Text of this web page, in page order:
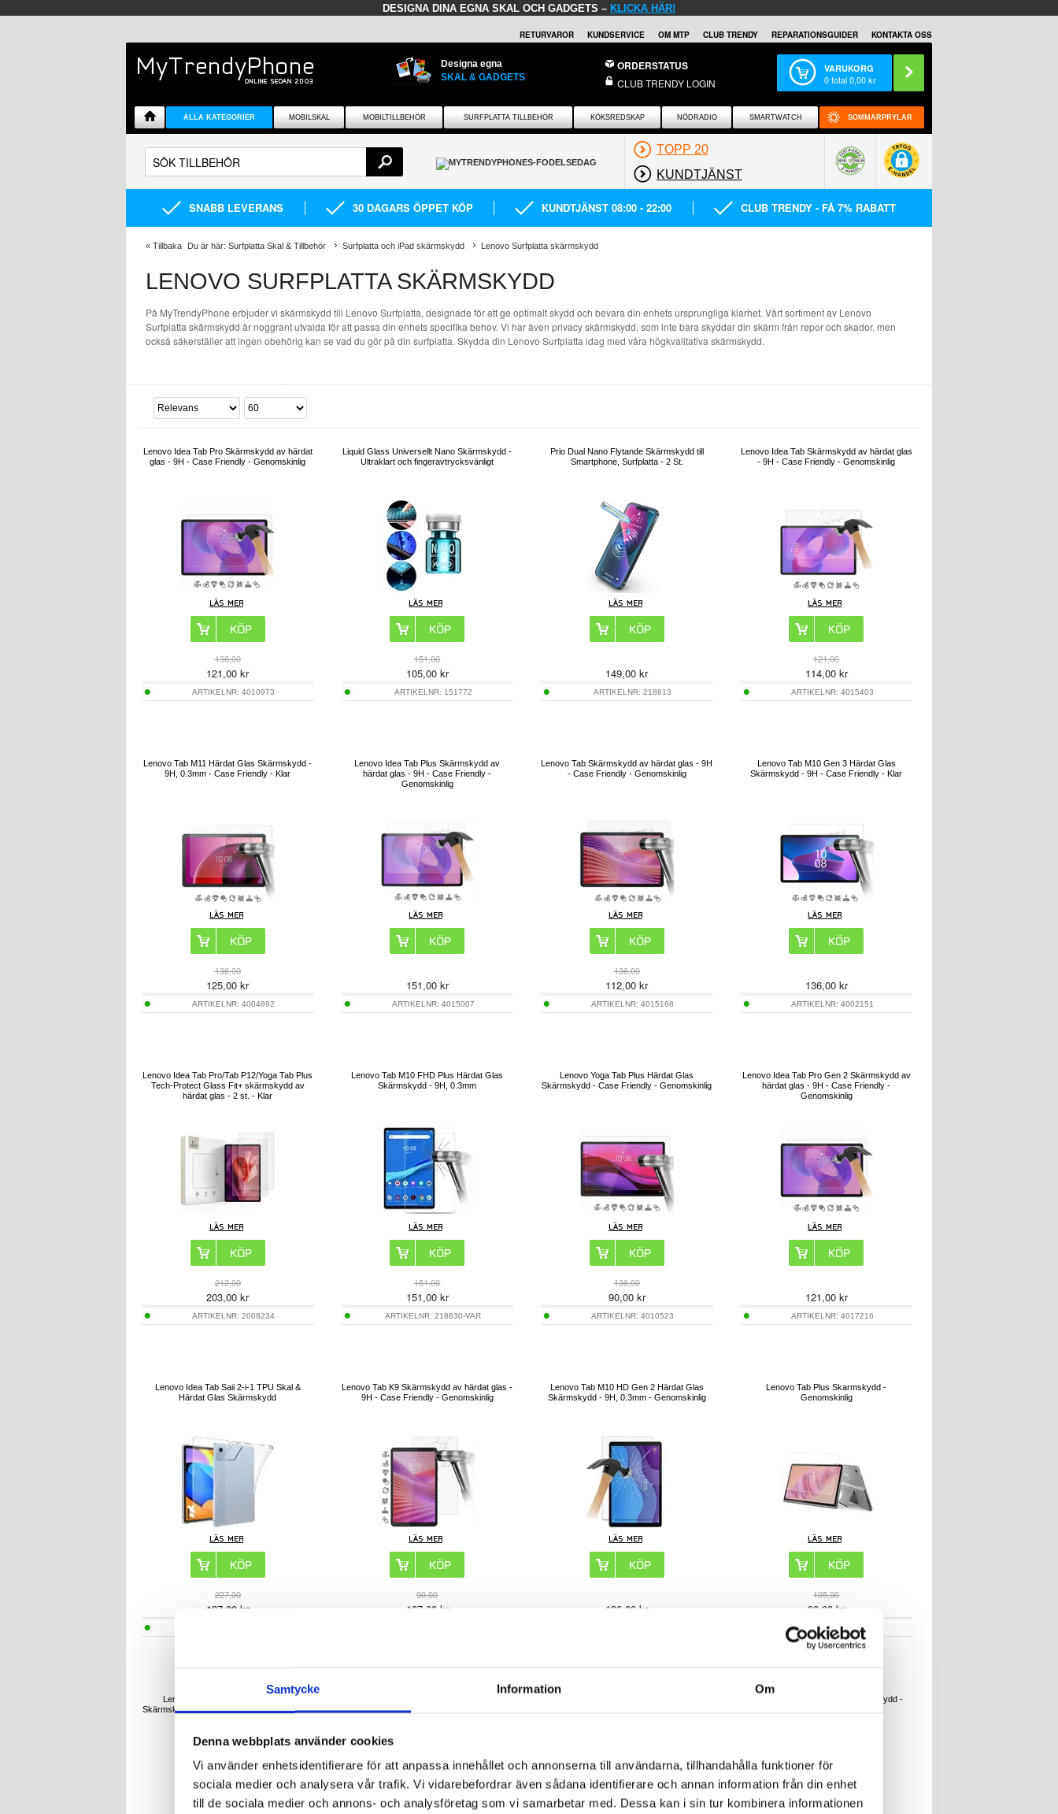
Samtycke Information Om
Denna webbplats använder cookies
Vi använder enhetsidentifierare för att anpassa innehållet och annonserna till användarna, tillhandahålla funktioner för
sociala medier och analysera vår trafik. Vi vidarebefordrar även sådana identifierare och annan information från din enhet
till de sociala medier och annons- och analysföretag som vi samarbetar med. Dessa kan i sin tur kombinera informationen
DESIGNA DINA EGNA SKAL OCH GADGETS – KLICKA HÄR!
RETURVAROR KUNDSERVICE OM MTP CLUB TRENDY REPARATIONSGUIDER KONTAKTA OSS
Designa egna
SKAL & GADGETS
ORDERSTATUS
CLUB TRENDY LOGIN
VARUKORG
0total0,00kr
ALLA KATEGORIER MOBILSKAL MOBILTILLBEHÖR SURFPLATTA TILLBEHÖR KÖKSREDSKAP NÖDRADIO SMARTWATCH SOMMARPRYLAR
TOPP 20
KUNDTJÄNST
SNABB LEVERANS 30 DAGARS ÖPPET KÖP KUNDTJÄNST 08:00 - 22:00 CLUB TRENDY - FÅ 7% RABATT
« Tillbaka Du är här: Surfplatta Skal & Tillbehör Surfplatta och iPad skärmskydd Lenovo Surfplatta skärmskydd
LENOVO SURFPLATTA SKÄRMSKYDD
På MyTrendyPhone erbjuder vi skärmskydd till Lenovo Surfplatta, designade för att ge optimalt skydd och bevara din enhets ursprungliga klarhet. Vårt sortiment av Lenovo
Surfplatta skärmskydd är noggrant utvalda för att passa din enhets specifika behov. Vi har även privacy skärmskydd, som inte bara skyddar din skärm från repor och skador, men
också säkerställer att ingen obehörig kan se vad du gör på din surfplatta. Skydda din Lenovo Surfplatta idag med våra högkvalitativa skärmskydd.
Lenovo Idea Tab Pro Skärmskydd av härdat
glas - 9H - Case Friendly - Genomskinlig
136,00
121,00 kr
ARTIKELNR:4010973
Liquid Glass Universellt Nano Skärmskydd -
Ultraklart och fingeravtrycksvänligt
151,00
105,00kr
ARTIKELNR: 151772
Prio Dual Nano Flytande Skärmskydd till
Smartphone, Surfplatta - 2 St.
149,00 kr
ARTIKELNR:218813
Lenovo Idea Tab Skärmskydd av härdat glas
- 9H - Case Friendly - Genomskinlig
121,00
114,00kr
ARTIKELNR: 4015403
Lenovo Tab M11 Härdat Glas Skärmskydd -
9H, 0.3mm - Case Friendly - Klar
136,00
125,00 kr
ARTIKELNR:4004892
Lenovo Idea Tab Plus Skärmskydd av
härdat glas - 9H - Case Friendly -
Genomskinlig
151,00kr
ARTIKELNR: 4015007
Lenovo Tab Skärmskydd av härdat glas - 9H
- Case Friendly - Genomskinlig
136,00
112,00 kr
ARTIKELNR:4015168
Lenovo Tab M10 Gen 3 Härdat Glas
Skärmskydd - 9H - Case Friendly - Klar
136,00kr
ARTIKELNR: 4002151
Lenovo Idea Tab Pro/Tab P12/Yoga Tab Plus
Tech-Protect Glass Fit+ skärmskydd av
härdat glas - 2 st. - Klar
212,00
203,00 kr
ARTIKELNR:2008234
Lenovo Tab M10 FHD Plus Härdat Glas
Skärmskydd - 9H, 0.3mm
151,00
151,00kr
ARTIKELNR:218630-VAR
Lenovo Yoga Tab Plus Härdat Glas
Skärmskydd - Case Friendly - Genomskinlig
136,00
90,00kr
ARTIKELNR:4010523
Lenovo Idea Tab Pro Gen 2 Skärmskydd av
härdat glas - 9H - Case Friendly -
Genomskinlig
121,00kr
ARTIKELNR: 4017216
Lenovo Idea Tab Saii 2-i-1 TPU Skal &
Härdat Glas Skärmskydd
227,00
197,00 kr
Lenovo Tab K9 Skärmskydd av härdat glas -
9H - Case Friendly - Genomskinlig
90,00
107,00kr
Lenovo Tab M10 HD Gen 2 Härdat Glas
Skärmskydd - 9H, 0.3mm - Genomskinlig
136,00 kr
Lenovo Tab Plus Skarmskydd -
Genomskinlig
105,00
90,00 kr
ARTIKELNR:4006749
Lenovo Tab K11 Plus Härdat Glas
Skärmskydd - Case Friendly - Genomskinlig
9H - Case Friendly - Klar
Lenovo Tab P11/P11 Plus Skarmskydd -